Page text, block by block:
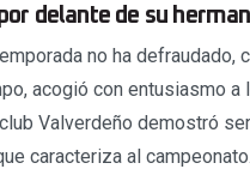
delante de su
no ha defraudado,
acogió con entusiasmo
Valverdeño demostró
caracteriza al campeonato.